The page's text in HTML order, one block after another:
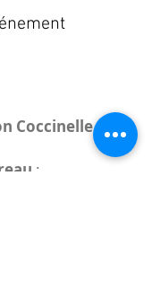
Coccinelle
: